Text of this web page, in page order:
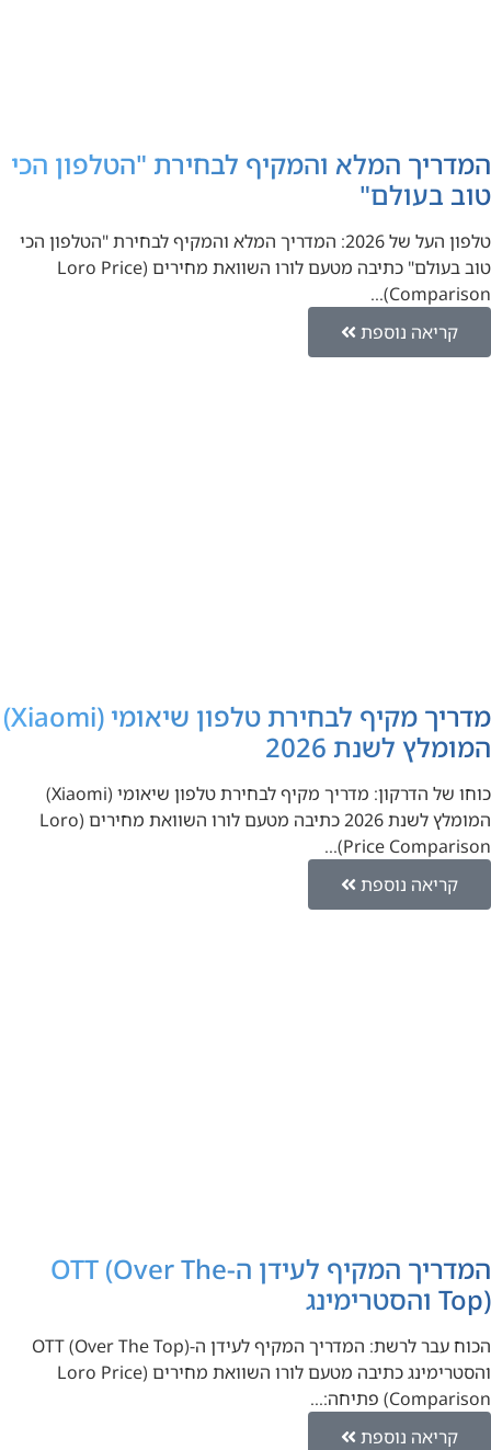
המדריך המלא והמקיף לבחירת "הטלפון הכי
טוב בעולם"
טלפון העל של 2026: המדריך המלא והמקיף לבחירת "הטלפון הכי
טוב בעולם" כתיבה מטעם לורו השוואת מחירים (Loro Price
Comparison)…
קריאה נוספת
מדריך מקיף לבחירת טלפון שיאומי (Xiaomi)
המומלץ לשנת 2026
כוחו של הדרקון: מדריך מקיף לבחירת טלפון שיאומי (Xiaomi)
המומלץ לשנת 2026 כתיבה מטעם לורו השוואת מחירים (Loro
Price Comparison)…
קריאה נוספת
המדריך המקיף לעידן ה-OTT (Over The
Top) והסטרימינג
הכוח עבר לרשת: המדריך המקיף לעידן ה-OTT (Over The Top)
והסטרימינג כתיבה מטעם לורו השוואת מחירים (Loro Price
Comparison) פתיחה:…
קריאה נוספת